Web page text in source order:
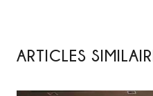
ARTICLES